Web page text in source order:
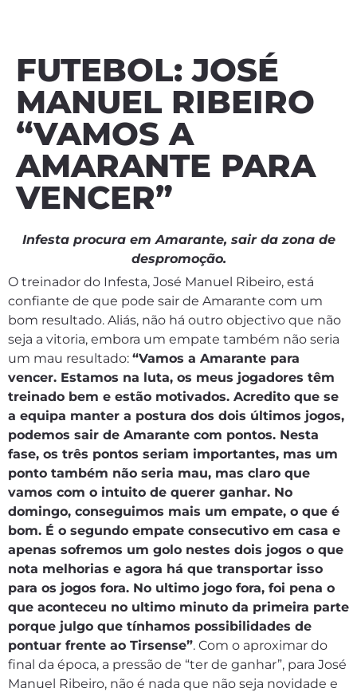
FUTEBOL: JOSÉ
MANUEL RIBEIRO
“VAMOS A
AMARANTE PARA
VENCER”
Infesta procura em Amarante, sair da zona de
despromoção.
O treinador do Infesta, José Manuel Ribeiro, está
confiante de que pode sair de Amarante com um
bom resultado. Aliás, não há outro objectivo que não
seja a vitoria, embora um empate também não seria
um mau resultado: “Vamos a Amarante para
vencer. Estamos na luta, os meus jogadores têm
treinado bem e estão motivados. Acredito que se
a equipa manter a postura dos dois últimos jogos,
podemos sair de Amarante com pontos. Nesta
fase, os três pontos seriam importantes, mas um
ponto também não seria mau, mas claro que
vamos com o intuito de querer ganhar. No
domingo, conseguimos mais um empate, o que é
bom. É o segundo empate consecutivo em casa e
apenas sofremos um golo nestes dois jogos o que
nota melhorias e agora há que transportar isso
para os jogos fora. No ultimo jogo fora, foi pena o
que aconteceu no ultimo minuto da primeira parte
porque julgo que tínhamos possibilidades de
pontuar frente ao Tirsense”. Com o aproximar do
final da época, a pressão de “ter de ganhar”, para José
Manuel Ribeiro, não é nada que não seja novidade e